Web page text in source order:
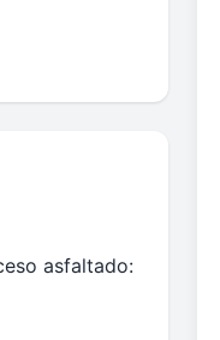
asfaltado: